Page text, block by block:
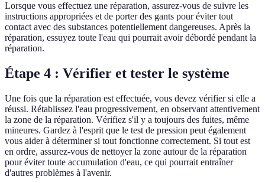
Lorsque vous effectuez une réparation, assurez-vous de suivre les
instructions appropriées et de porter des gants pour éviter tout
contact avec des substances potentiellement dangereuses. Après la
réparation, essuyez toute l'eau qui pourrait avoir débordé pendant la
réparation.
Étape 4 : Vérifier et tester le système
Une fois que la réparation est effectuée, vous devez vérifier si elle a
réussi. Rétablissez l'eau progressivement, en observant attentivement
la zone de la réparation. Vérifiez s'il y a toujours des fuites, même
mineures. Gardez à l'esprit que le test de pression peut également
vous aider à déterminer si tout fonctionne correctement. Si tout est
en ordre, assurez-vous de nettoyer la zone autour de la réparation
pour éviter toute accumulation d'eau, ce qui pourrait entraîner
d'autres problèmes à l'avenir.